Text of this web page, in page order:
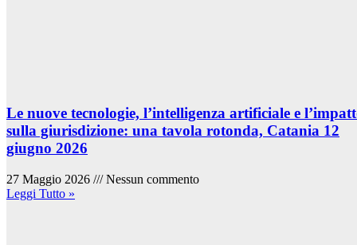
Le nuove tecnologie, l’intelligenza artificiale e
sulla giurisdizione: una tavola rotonda, Catania 12
giugno 2026
27 Maggio 2026
Nessun commento
Leggi Tutto »